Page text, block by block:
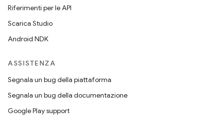
Riferimenti per le API
Scarica Studio
Android NDK
ASSISTENZA
Segnala un bug della piattaforma
Segnala un bug della documentazione
Google Play support